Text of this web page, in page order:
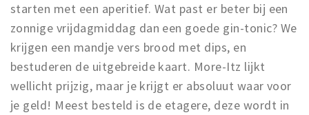
starten met een aperitief. Wat past er beter bij een
zonnige vrijdagmiddag dan een goede gin-tonic? We
krijgen een mandje vers brood met dips, en
bestuderen de uitgebreide kaart. More-Itz lijkt
wellicht prijzig, maar je krijgt er absoluut waar voor
je geld! Meest besteld is de etagere, deze wordt in